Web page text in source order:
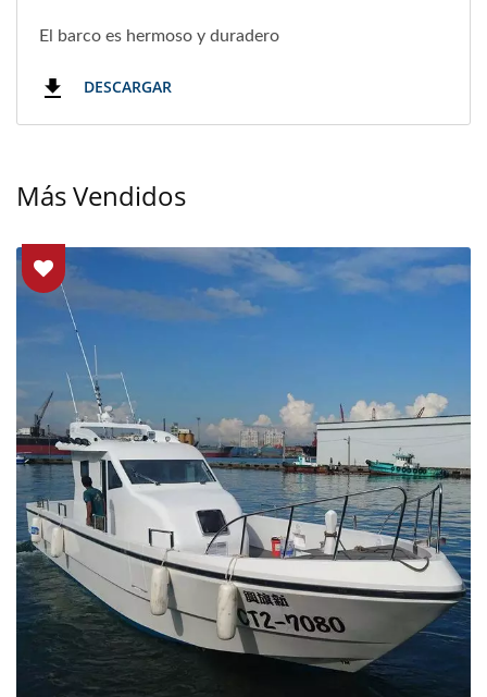
El barco es hermoso y duradero
DESCARGAR
Más Vendidos